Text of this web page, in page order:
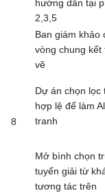
hướng dẫn tại
2,3,5
8
Ban giám khảo
vòng chung kết
vẽ
Dự án chọn lọc
hợp lệ để làm
tranh
Mở bình chọn
tuyến giải từ
tương tác trên